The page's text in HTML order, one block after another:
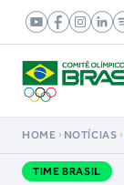
HOME NOTÍCIAS
TIME BRASIL